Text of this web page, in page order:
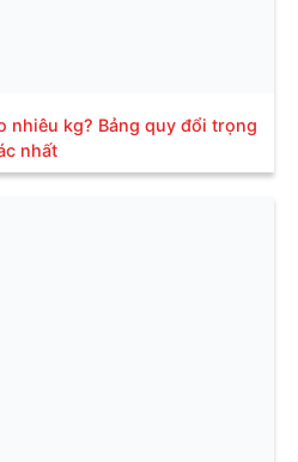
nhiêu kg? Bảng quy đổi trọng
nhất